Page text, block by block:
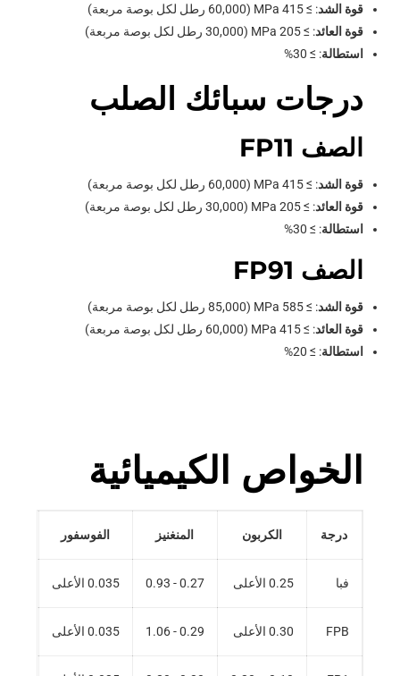
قوة الشد: ≥ 415 MPa (60,000 رطل لكل بوصة مربعة)
قوة العائد: ≥ 205 MPa (30,000 رطل لكل بوصة مربعة)
استطالة: ≥ 30%
درجات سبائك الصلب
الصف FP11
قوة الشد: ≥ 415 MPa (60,000 رطل لكل بوصة مربعة)
قوة العائد: ≥ 205 MPa (30,000 رطل لكل بوصة مربعة)
استطالة: ≥ 30%
الصف FP91
قوة الشد: ≥ 585 MPa (85,000 رطل لكل بوصة مربعة)
قوة العائد: ≥ 415 MPa (60,000 رطل لكل بوصة مربعة)
استطالة: ≥ 20%
الخواص الكيميائية
درجة الكربون المنغنيز الفوسفور
فبا 0.25 الأعلى 0.27 - 0.93 0.035 الأعلى
FPB 0.30 الأعلى 0.29 - 1.06 0.035 الأعلى